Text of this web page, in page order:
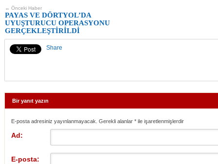
← Önceki Haber
PAYAS VE DÖRTYOL’DA
UYUŞTURUCU OPERASYONU
GERÇEKLEŞTİRİLDİ
Share
Bir yanıt yazın
E-posta adresiniz yayınlanmayacak. Gerekli alanlar * ile işaretlenmişlerdir
Ad:
E-posta: